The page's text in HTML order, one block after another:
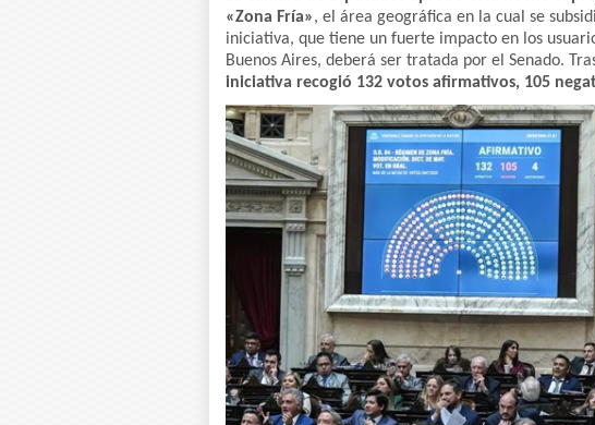
«Zona Fría», el área geográfica en la cual se
iniciativa, que tiene un fuerte impacto en los
Buenos Aires, deberá ser tratada por el Senado.
iniciativa recogió 132 votos afirmativos, 105